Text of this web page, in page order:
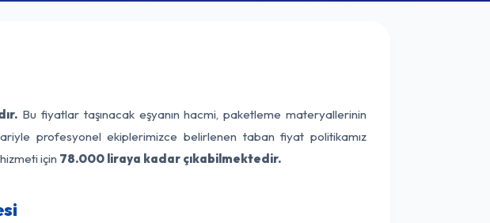
Bu fiyatlar taşınacak eşyanın hacmi, paketleme materyallerinin
profesyonel ekiplerimizce belirlenen taban fiyat politikamız
için 78.000 liraya kadar çıkabilmektedir.